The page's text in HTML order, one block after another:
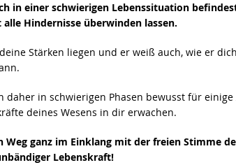
in einer schwierigen Lebenssituation
Hindernisse überwinden lassen.
Stärken liegen und er weiß auch, wie er
daher in schwierigen Phasen bewusst für
deines Wesens in dir erwachen.
Weg ganz im Einklang mit der freien Stimme
Lebenskraft!